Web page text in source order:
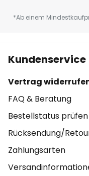
*Ab einem
Kundenservice
Vertrag
FAQ & Beratung
Bestellstatus prüfen
Rücksendung/
Zahlungsarten